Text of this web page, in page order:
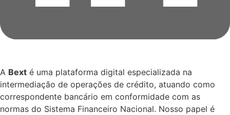
A Bext é uma plataforma digital especializada na
intermediação de operações de crédito, atuando como
correspondente bancário em conformidade com as
normas do Sistema Financeiro Nacional. Nosso papel é